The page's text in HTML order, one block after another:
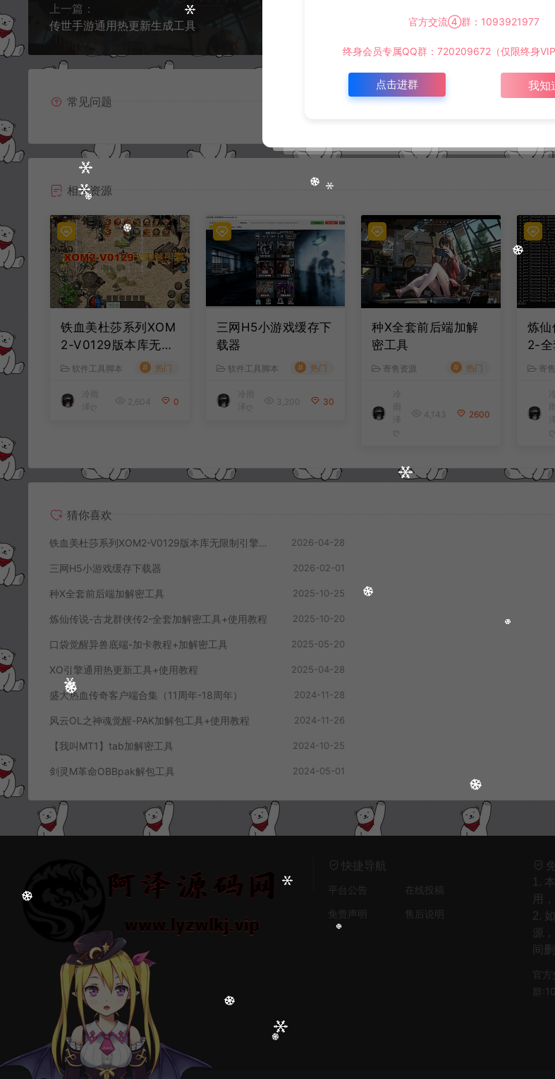
上一篇：
传世手游通用热更新生成工具
【烈焰遮天】最新版ZPK资源文件
常见问题
相关资源
铁血美杜莎系列XOM
2-V0129版本库无限
制引擎最新破解
软件工具脚本 # 热门
泽ღ
2,604 0
三网H5小游戏缓存下
载器
软件工具脚本 # 热门
泽ღ
3,200 30
种X全套前后端加解
密工具
寄售资源 # 热门
泽
ღ
4,143 2600
炼
2-全
+使寄
泽
ღ
猜你喜欢
铁血美杜莎系列XOM2-V0129版本库无限制引擎最新破解 2026-04-28
三网H5小游戏缓存下载器 2026-02-01
种X全套前后端加解密工具 2025-10-25
炼仙传说-古龙群侠传2-全套加解密工具+使用教程 2025-10-20
口袋觉醒异兽底端-加卡教程+加解密工具 2025-05-20
XO引擎通用热更新工具+使用教程 2025-04-28
盛大热血传奇客户端合集（11周年-18周年） 2024-11-28
风云OL之神魂觉醒-PAK加解包工具+使用教程 2024-11-26
【我叫MT1】tab加解密工具 2024-10-25
剑灵M革命OBBpak解包工具 2024-05-01
快捷导航
平台公告
在线投稿
免责声明
售后说明
1.
用
2.
源
间删
官
群
官方交流④群：1093921977
终身会员专属QQ群：720209672（仅限终身VIP
点击进群 我知
安和桥(女生版) - 白允y
思绪云端（Fire Mix） - DJFire
风过半山 - 李雪萌、音融三喜
Bleeding love - Tata/Pis
冰城姑娘 - 刘鹏鹏